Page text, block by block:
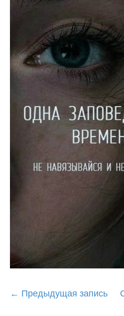
Post
← Предыдущая запись